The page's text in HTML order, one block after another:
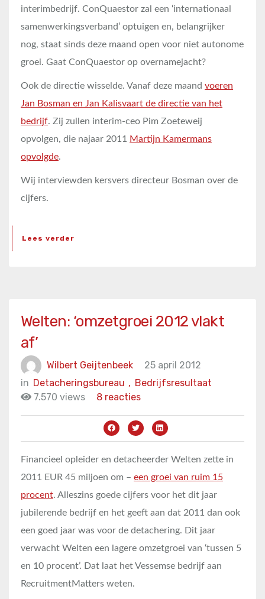
interimbedrijf. ConQuaestor zal een ‘internationaal
samenwerkingsverband’ optuigen en, belangrijker
nog, staat sinds deze maand open voor niet autonome
groei. Gaat ConQuaestor op overnamejacht?
Ook de directie wisselde. Vanaf deze maand voeren
Jan Bosman en Jan Kalisvaart de directie van het
bedrijf. Zij zullen interim-ceo Pim Zoeteweij
opvolgen, die najaar 2011 Martijn Kamermans
opvolgde.
Wij interviewden kersvers directeur Bosman over de
cijfers.
Lees verder
Welten: ‘omzetgroei 2012 vlakt
af’
Wilbert Geijtenbeek
25 april 2012
in
Bedrijfsresultaat
Detacheringsbureau ,
7.570 views
8 reacties
Financieel opleider en detacheerder Welten zette in
2011 EUR 45 miljoen om – een groei van ruim 15
procent. Alleszins goede cijfers voor het dit jaar
jubilerende bedrijf en het geeft aan dat 2011 dan ook
een goed jaar was voor de detachering. Dit jaar
verwacht Welten een lagere omzetgroei van ‘tussen 5
en 10 procent’. Dat laat het Vessemse bedrijf aan
RecruitmentMatters weten.